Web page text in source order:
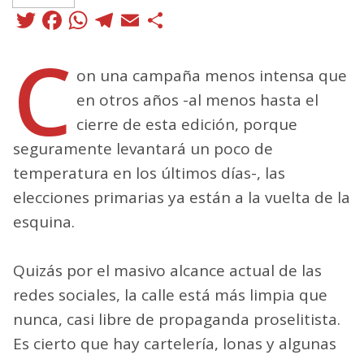
Twitter
Facebook
WhatsApp
Telegram
Email
C on una campaña menos intensa que
en otros años -al menos hasta el
cierre de esta edición, porque
seguramente levantará un poco de
temperatura en los últimos días-, las
elecciones primarias ya están a la vuelta de la
esquina.
Quizás por el masivo alcance actual de las
redes sociales, la calle está más limpia que
nunca, casi libre de propaganda proselitista.
Es cierto que hay cartelería, lonas y algunas